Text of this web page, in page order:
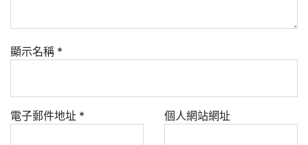
顯示名稱 *
電子郵件地址 * 個人網站網址